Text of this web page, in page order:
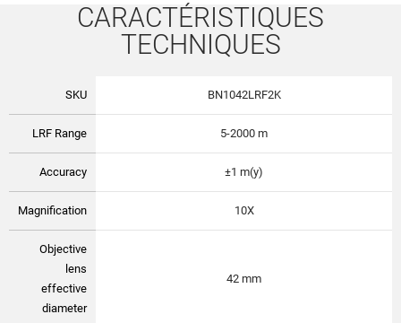
CARACTÉRISTIQUES
TECHNIQUES
SKU BN1042LRF2K
LRF Range 5-2000 m
Accuracy ±1 m(y)
Magnification 10X
Objective
lens
effective
diameter
42 mm